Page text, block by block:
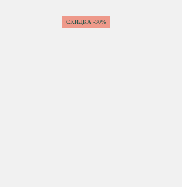
СКИДКА -30%